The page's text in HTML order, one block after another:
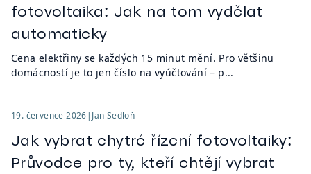
fotovoltaika: Jak na tom vydělat
automaticky
Cena elektřiny se každých 15 minut mění. Pro většinu
domácností je to jen číslo na vyúčtování – p...
19. července 2026| Jan Sedloň
Jak vybrat chytré řízení fotovoltaiky:
Průvodce pro ty, kteří chtějí vybrat